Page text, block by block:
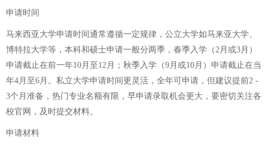
申请时间
马来西亚大学申请时间通常遵循一定规律，公立大学如马来亚大学、
博特拉大学等，本科和硕士申请一般分两季，春季入学（2月或3月）
申请截止在前一年10月至12月；秋季入学（9月或10月）申请截止在当
年4月至6月。私立大学申请时间更灵活，全年可申请，但建议提前2 -
3个月准备，热门专业名额有限，早申请录取机会更大，要密切关注各
校官网，及时提交材料。
申请材料